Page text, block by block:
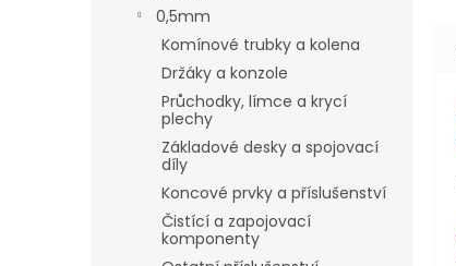
0,5mm
Komínové trubky a kolena
Držáky a konzole
Průchodky, límce a krycí
plechy
Základové desky a spojovací
díly
Koncové prvky a příslušenství
Čistící a zapojovací
komponenty